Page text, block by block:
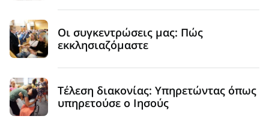
Οι συγκεντρώσεις μας: Πώς
εκκλησιαζόμαστε
Τέλεση διακονίας: Υπηρετώντας όπως
υπηρετούσε ο Ιησούς